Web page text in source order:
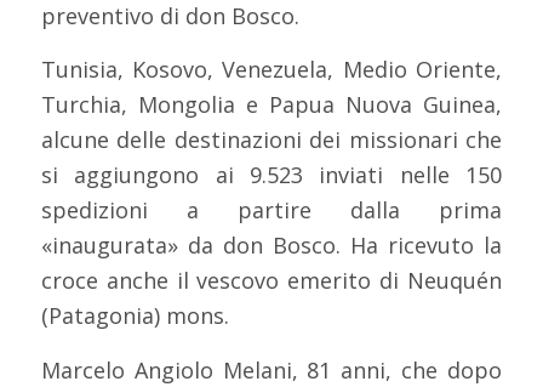
preventivo di don Bosco.
Tunisia, Kosovo, Venezuela, Medio Oriente,
Turchia, Mongolia e Papua Nuova Guinea,
alcune delle destinazioni dei missionari che
si aggiungono ai 9.523 inviati nelle 150
spedizioni a partire dalla prima
«inaugurata» da don Bosco. Ha ricevuto la
croce anche il vescovo emerito di Neuquén
(Patagonia) mons.
Marcelo Angiolo Melani, 81 anni, che dopo